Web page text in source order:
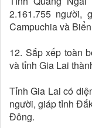
2.161.755 người,
Campuchia và
12. Sắp xếp toàn
và tỉnh Gia Lai
Tỉnh Gia Lai có
người, giáp tỉnh
Đông.